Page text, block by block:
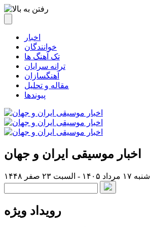
اخبار
خوانندگان
تک آهنگ ها
ترانه سرایان
آهنگسازان
مقاله و تحلیل
پیوندها
اخبار موسیقی ایران و جهان
شنبه ۱۷ مرداد ۱۴۰۵ - السبت ۲۳ صفر ۱۴۴۸
رویداد ویژه